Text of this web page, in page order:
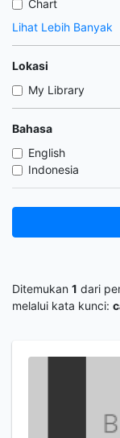
Chart
Lihat Lebih Banyak
Lokasi
My Library
Bahasa
English
Indonesia
Ditemukan 1 dari
melalui kata kunci: